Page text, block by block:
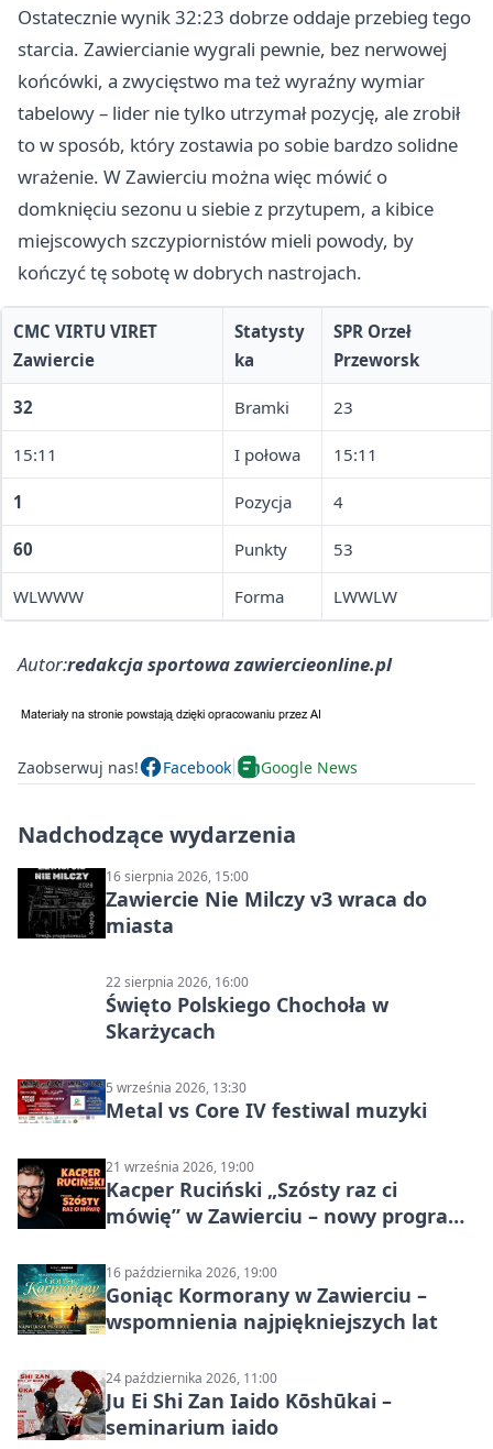
Ostatecznie wynik 32:23 dobrze oddaje przebieg tego
starcia. Zawiercianie wygrali pewnie, bez nerwowej
końcówki, a zwycięstwo ma też wyraźny wymiar
tabelowy – lider nie tylko utrzymał pozycję, ale zrobił
to w sposób, który zostawia po sobie bardzo solidne
wrażenie. W Zawierciu można więc mówić o
domknięciu sezonu u siebie z przytupem, a kibice
miejscowych szczypiornistów mieli powody, by
kończyć tę sobotę w dobrych nastrojach.
CMC VIRTU VIRET
Zawiercie
Statysty
ka
SPR Orzeł
Przeworsk
32 Bramki 23
15:11 I połowa 15:11
1 Pozycja 4
60 Punkty 53
WLWWW Forma LWWLW
Autor:redakcja sportowa zawiercieonline.pl
Zaobserwuj nas! Facebook Google News
Nadchodzące wydarzenia
16 sierpnia 2026, 15:00
Zawiercie Nie Milczy v3 wraca do
miasta
22 sierpnia 2026, 16:00
Święto Polskiego Chochoła w
Skarżycach
5 września 2026, 13:30
Metal vs Core IV festiwal muzyki
21 września 2026, 19:00
Kacper Ruciński „Szósty raz ci
mówię” w Zawierciu – nowy program
16 października 2026, 19:00
Goniąc Kormorany w Zawierciu –
wspomnienia najpiękniejszych lat
24 października 2026, 11:00
Ju Ei Shi Zan Iaido Kōshūkai –
seminarium iaido